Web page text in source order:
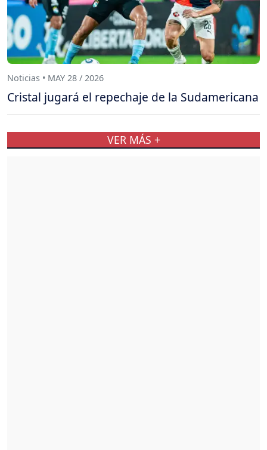
Noticias • MAY 28 / 2026
Cristal jugará el repechaje de la Sudamericana
VER MÁS +